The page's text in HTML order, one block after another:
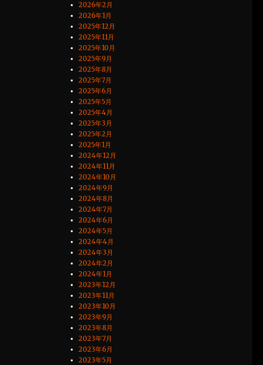
2026年2月
2026年1月
2025年12月
2025年11月
2025年10月
2025年9月
2025年8月
2025年7月
2025年6月
2025年5月
2025年4月
2025年3月
2025年2月
2025年1月
2024年12月
2024年11月
2024年10月
2024年9月
2024年8月
2024年7月
2024年6月
2024年5月
2024年4月
2024年3月
2024年2月
2024年1月
2023年12月
2023年11月
2023年10月
2023年9月
2023年8月
2023年7月
2023年6月
2023年5月